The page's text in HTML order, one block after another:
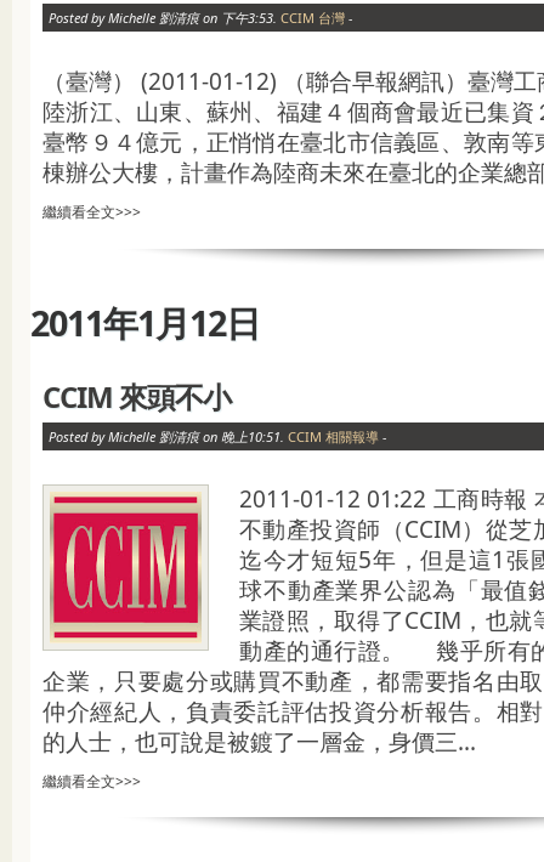
Posted by Michelle 劉清痕 on 下午3:53. CCIM 台灣 -
（臺灣） (2011-01-12) （聯合早報網訊）臺灣
陸浙江、山東、蘇州、福建４個商會最近已集
臺幣９４億元，正悄悄在臺北市信義區、敦南
棟辦公大樓，計畫作為陸商未來在臺北的企業總
繼續看全文>>>
2011年1月12日
CCIM 來頭不小
Posted by Michelle 劉清痕 on 晚上10:51. CCIM 相關報導 -
2011-01-12 01:22 工商時
不動產投資師（CCIM）從芝
迄今才短短5年，但是這1張
球不動產業界公認為「最值
業證照，取得了CCIM，也就
動產的通行證。 幾乎所有
企業，只要處分或購買不動產，都需要指名由
仲介經紀人，負責委託評估投資分析報告。相
的人士，也可說是被鍍了一層金，身價三...
繼續看全文>>>